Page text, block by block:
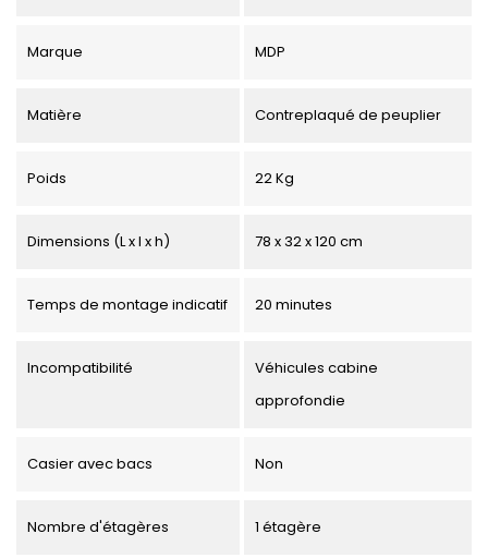
Marque MDP
Matière Contreplaqué de peuplier
Poids 22 Kg
Dimensions (L x l x h) 78 x 32 x 120 cm
Temps de montage indicatif 20 minutes
Incompatibilité
Véhicules cabine
approfondie
Casier avec bacs Non
Nombre d'étagères 1 étagère